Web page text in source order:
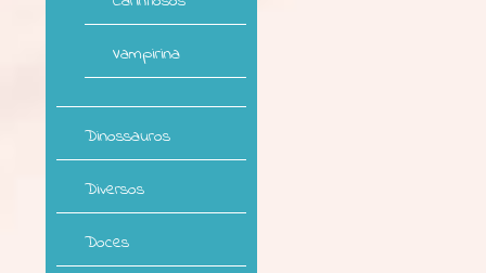
Vampirina
Dinossauros
Diversos
Doces